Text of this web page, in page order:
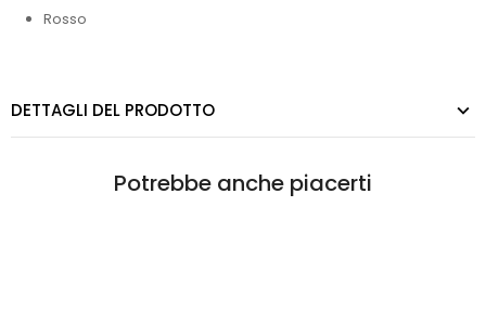
Rosso
DETTAGLI DEL PRODOTTO
Potrebbe anche piacerti